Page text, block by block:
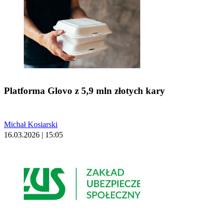
Platforma Glovo z 5,9 mln złotych kary
Michał Kosiarski
16.03.2026 | 15:05